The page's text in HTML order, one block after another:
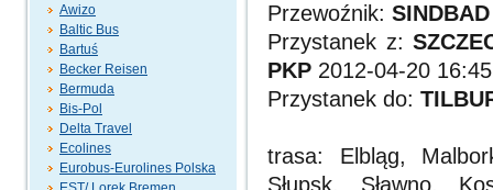
Awizo
Baltic Bus
Bartuś
Becker Reisen
Bermuda
Bis-Pol
Delta Travel
Ecolines
Eurobus-Eurolines Polska
Przewoźnik:
Przystanek z:
PKP 2012-04-20
Przystanek do:
trasa: Elbląg,
Słupsk, Sławno,